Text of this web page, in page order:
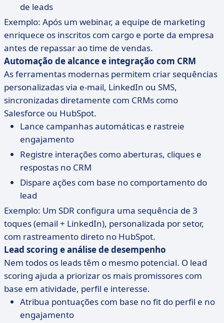
de leads
Exemplo: Após um webinar, a equipe de marketing
enriquece os inscritos com cargo e porte da empresa
antes de repassar ao time de vendas.
Automação de alcance e integração com CRM
As ferramentas modernas permitem criar sequências
personalizadas via e-mail, LinkedIn ou SMS,
sincronizadas diretamente com CRMs como
Salesforce ou HubSpot.
Lance campanhas automáticas e rastreie
engajamento
Registre interações como aberturas, cliques e
respostas no CRM
Dispare ações com base no comportamento do
lead
Exemplo: Um SDR configura uma sequência de 3
toques (email + LinkedIn), personalizada por setor,
com rastreamento direto no HubSpot.
Lead scoring e análise de desempenho
Nem todos os leads têm o mesmo potencial. O lead
scoring ajuda a priorizar os mais promissores com
base em atividade, perfil e interesse.
Atribua pontuações com base no fit do perfil e no
engajamento